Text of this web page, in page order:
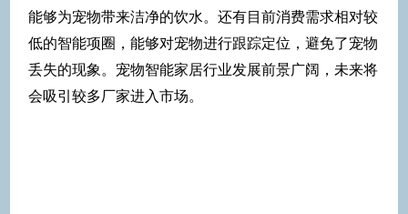
能够为宠物带来洁净的饮水。还有目前消费需求相对较
低的智能项圈，能够对宠物进行跟踪定位，避免了宠物
丢失的现象。宠物智能家居行业发展前景广阔，未来将
会吸引较多厂家进入市场。